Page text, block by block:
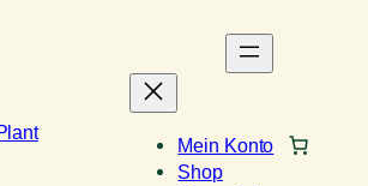
Mein Konto
Shop